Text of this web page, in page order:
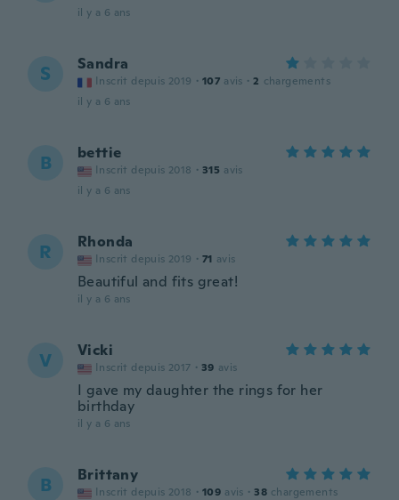
il y a 6 ans
S Sandra
Inscrit depuis 2019 · 107 avis · 2 chargements
il y a 6 ans
B bettie
Inscrit depuis 2018 · 315 avis
il y a 6 ans
R Rhonda
Inscrit depuis 2019 · 71 avis
Beautiful and fits great!
il y a 6 ans
V Vicki
Inscrit depuis 2017 · 39 avis
I gave my daughter the rings for her
birthday
il y a 6 ans
B Brittany
Inscrit depuis 2018 · 109 avis · 38 chargements